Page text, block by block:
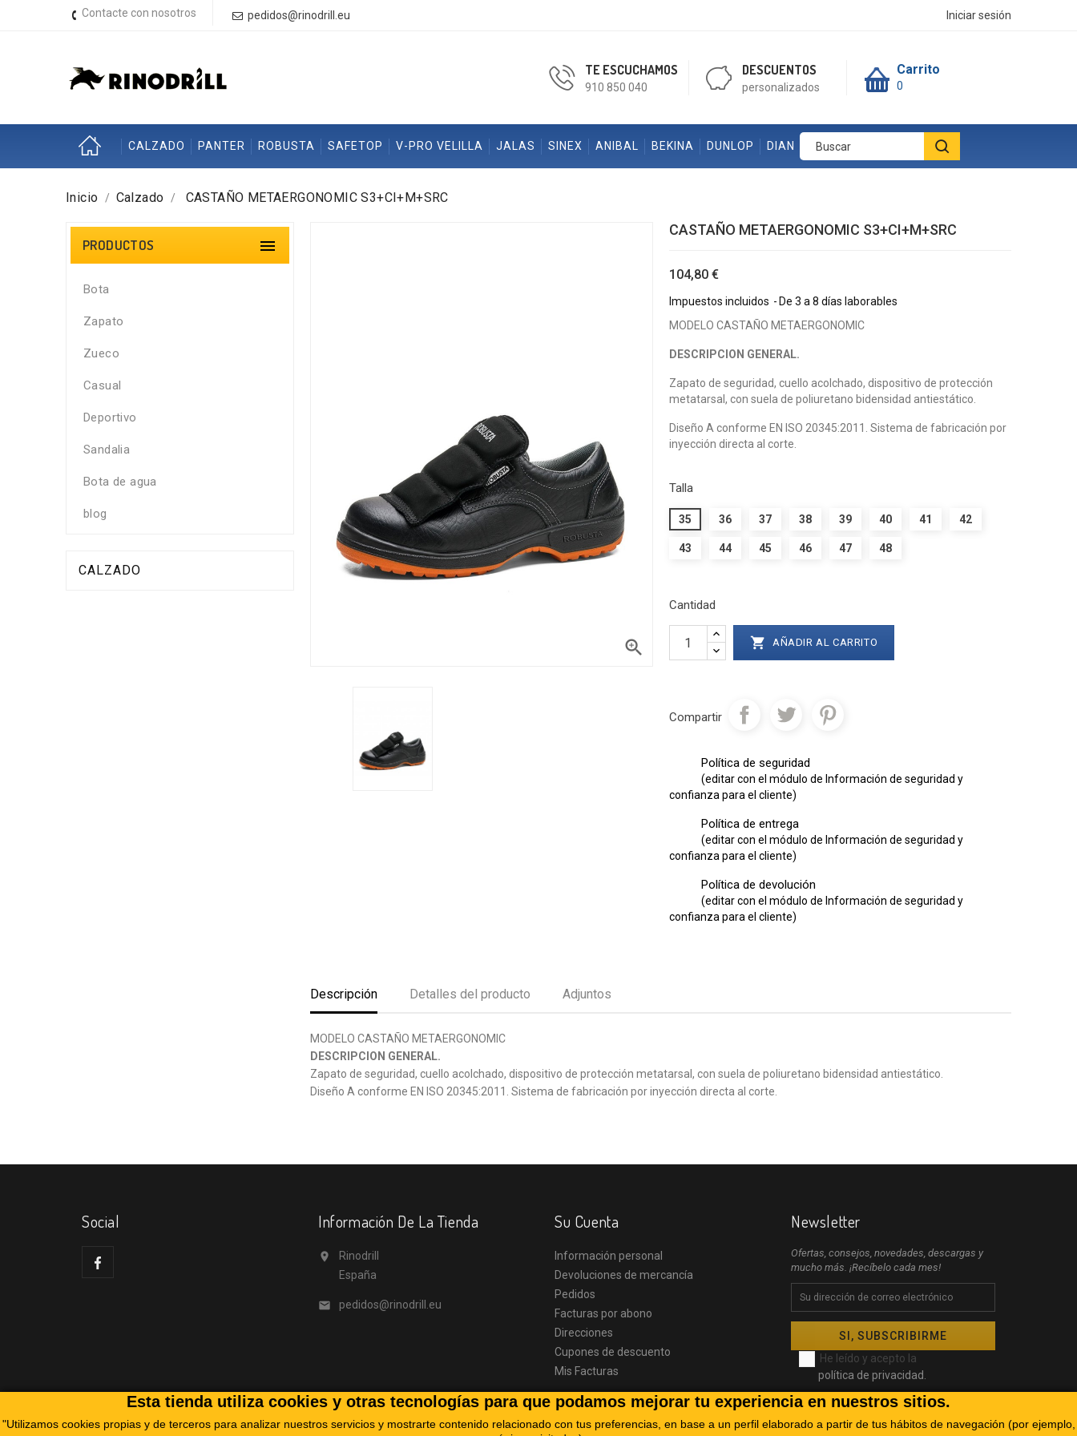
Contacte con nosotros pedidos@rinodrill.eu Iniciar sesión
Carrito
0
TE ESCUCHAMOS
910 850 040
DESCUENTOS
personalizados
CALZADO PANTER ROBUSTA SAFETOP V-PRO VELILLA JALAS SINEX ANIBAL BEKINA DUNLOP DIAN
Inicio Calzado CASTAÑO METAERGONOMIC S3+CI+M+SRC
PRODUCTOS 
Bota
Zapato
Zueco
Casual
Deportivo
Sandalia
Bota de agua
blog
CALZADO

CASTAÑO METAERGONOMIC S3+CI+M+SRC
104,80 €
Impuestos incluidos
De 3 a 8 días laborables
MODELO CASTAÑO METAERGONOMIC
DESCRIPCION GENERAL.
Zapato de seguridad, cuello acolchado, dispositivo de protección
metatarsal, con suela de poliuretano bidensidad antiestático.
Diseño A conforme EN ISO 20345:2011. Sistema de fabricación por
inyección directa al corte.
Talla
35 36 37 38 39 40 41 42
43 44 45 46 47 48
Cantidad
 AÑADIR AL CARRITO
Compartir
Política de seguridad
(editar con el módulo de Información de seguridad y
confianza para el cliente)
Política de entrega
(editar con el módulo de Información de seguridad y
confianza para el cliente)
Política de devolución
(editar con el módulo de Información de seguridad y
confianza para el cliente)
Descripción Detalles del producto Adjuntos
MODELO CASTAÑO METAERGONOMIC
DESCRIPCION GENERAL.
Zapato de seguridad, cuello acolchado, dispositivo de protección metatarsal, con suela de poliuretano bidensidad antiestático.
Diseño A conforme EN ISO 20345:2011. Sistema de fabricación por inyección directa al corte.
Social Información De La Tienda

Rinodrill
España
 pedidos@rinodrill.eu
Su Cuenta
Información personal
Devoluciones de mercancía
Pedidos
Facturas por abono
Direcciones
Cupones de descuento
Mis Facturas
Newsletter
Ofertas, consejos, novedades, descargas y
mucho más. ¡Recíbelo cada mes!
He leído y acepto la
política de privacidad.
Esta tienda utiliza cookies y otras tecnologías para que podamos mejorar tu experiencia en nuestros sitios.
"Utilizamos cookies propias y de terceros para analizar nuestros servicios y mostrarte contenido relacionado con tus preferencias, en base a un perfil elaborado a partir de tus hábitos de navegación (por ejemplo,